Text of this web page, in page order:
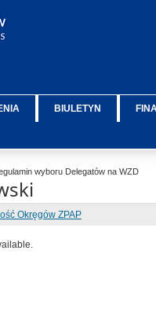
BIULETYN
wyboru Delegatów na WZD
Okręgów ZPAP